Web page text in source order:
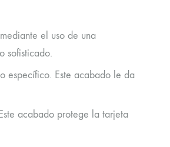
el uso de una
sofisticado.
específico. Este acabado le da
acabado protege la tarjeta